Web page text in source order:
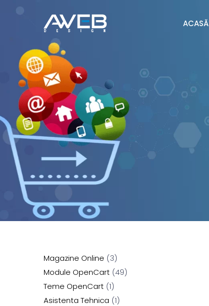
ACASĂ
Magazine Online
3
Module OpenCart 49
Teme OpenCart 1
Asistenta Tehnica 1